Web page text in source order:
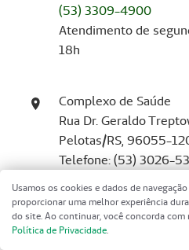
(53) 3309-4900
Atendimento de
18h
Complexo de Saúde
Rua Dr. Geraldo
Pelotas/RS, 96055-
Telefone: (53) 3026-
SAC
0800 644 0074
Usamos os cookies e dados de
proporcionar uma melhor experiência
do site. Ao continuar, você concorda com
Política de Privacidade.